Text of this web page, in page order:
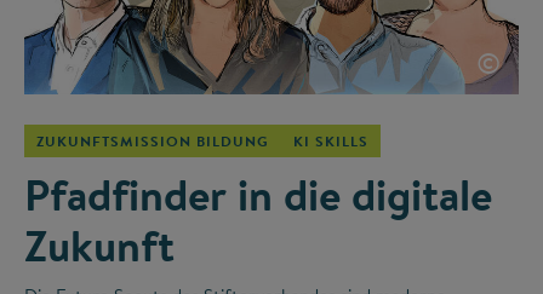
©
ZUKUNFTSMISSION BILDUNG KI SKILLS
Pfadfinder in die digitale
Zukunft